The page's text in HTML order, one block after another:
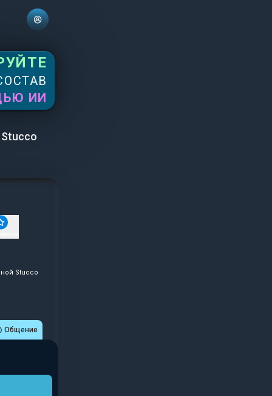
ИИ
Stucco
Stucco
Общение